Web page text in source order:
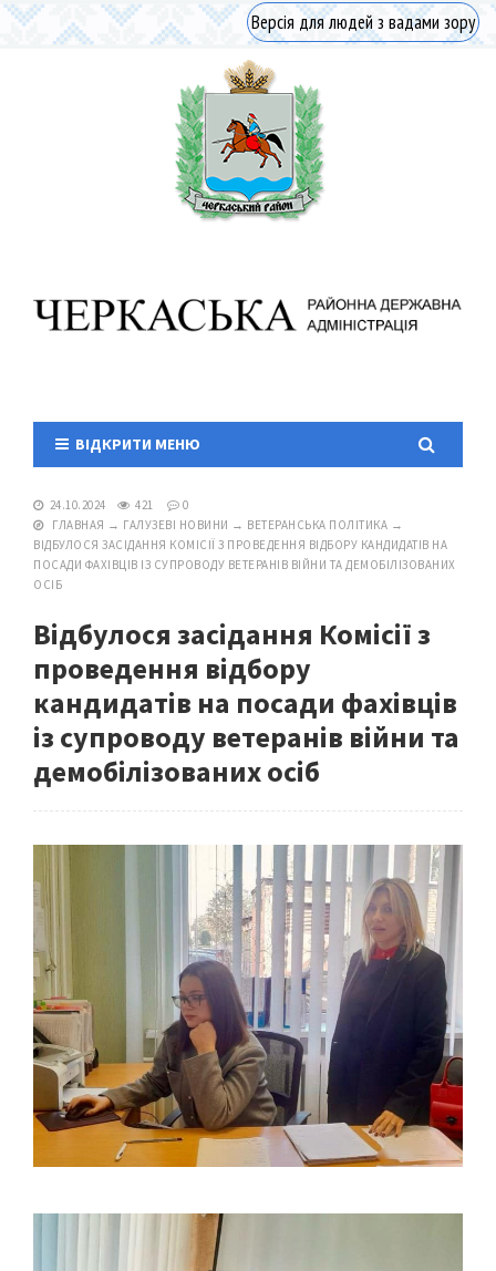
Версія для людей з вадами зору
ВІДКРИТИ МЕНЮ
24.10.2024 421
0
ГЛАВНАЯ → ГАЛУЗЕВІ НОВИНИ → ВЕТЕРАНСЬКА ПОЛІТИКА →
ВІДБУЛОСЯ ЗАСІДАННЯ КОМІСІЇ З ПРОВЕДЕННЯ ВІДБОРУ КАНДИДАТІВ НА
ПОСАДИ ФАХІВЦІВ ІЗ СУПРОВОДУ ВЕТЕРАНІВ ВІЙНИ ТА ДЕМОБІЛІЗОВАНИХ
ОСІБ
Відбулося засідання Комісії з
проведення відбору
кандидатів на посади фахівців
із супроводу ветеранів війни та
демобілізованих осіб